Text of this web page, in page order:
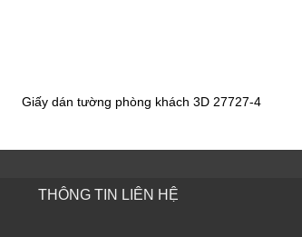
Giấy dán tường phòng khách 3D 27727-4
THÔNG TIN LIÊN HỆ